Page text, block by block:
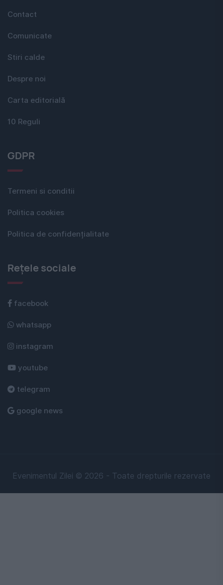
Contact
Comunicate
Stiri calde
Despre noi
Carta editorială
10 Reguli
GDPR
Termeni si conditii
Politica cookies
Politica de confidențialitate
Rețele sociale
facebook
whatsapp
instagram
youtube
telegram
google news
Evenimentul Zilei © 2026 - Toate drepturile rezervate